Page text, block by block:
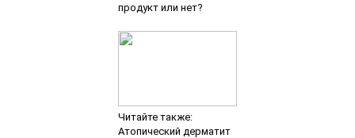
продукт или нет?
Читайте также:
Атопический дерматит